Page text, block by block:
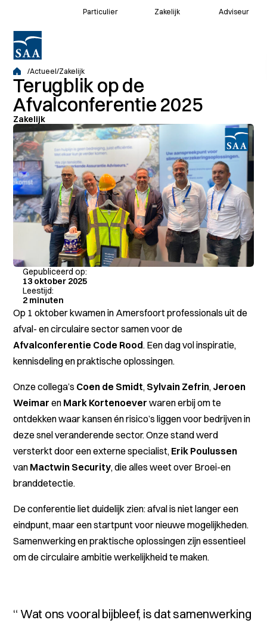
Particulier Zakelijk Adviseur
Voor klanten
Voor adviseurs
/Actueel/Zakelijk
Terugblik op de
Afvalconferentie 2025
Zakelijk
Gepubliceerd op:
13 oktober 2025
Leestijd:
2 minuten
Op 1 oktober kwamen in Amersfoort professionals uit de
afval- en circulaire sector samen voor de
Afvalconferentie Code Rood. Een dag vol inspiratie,
kennisdeling en praktische oplossingen.
Onze collega’s Coen de Smidt, Sylvain Zefrin, Jeroen
Weimar en Mark Kortenoever waren erbij om te
ontdekken waar kansen én risico’s liggen voor bedrijven in
deze snel veranderende sector. Onze stand werd
versterkt door een externe specialist, Erik Poulussen
van Mactwin Security, die alles weet over Broei-en
branddetectie.
De conferentie liet duidelijk zien: afval is niet langer een
eindpunt, maar een startpunt voor nieuwe mogelijkheden.
Samenwerking en praktische oplossingen zijn essentieel
om de circulaire ambitie werkelijkheid te maken.
Wat ons vooral bijbleef, is dat samenwerking